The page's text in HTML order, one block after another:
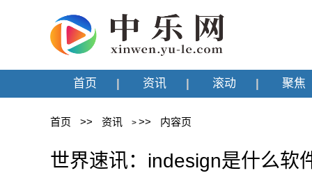
首页 资讯 滚动 聚焦
首页 >> 资讯 > >> 内容页
世界速讯：indesign是什么软